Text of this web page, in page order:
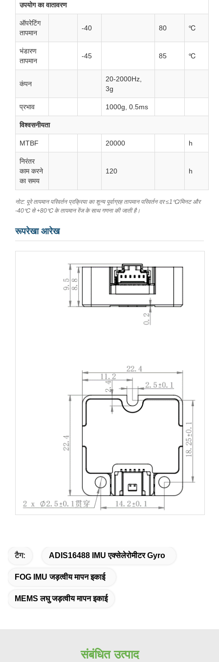
उपयोग का वातावरण
ऑपरेटिंग
तापमान
-40 80 ℃
भंडारण
तापमान
-45 85 ℃
कंपन
20-2000Hz,
3g
प्रभाव 1000g, 0.5ms
विश्वसनीयता
MTBF 20000 h
निरंतर
काम करने
का समय
120 h
नोट: पूरे तापमान परिवर्तन प्रक्रिया का शून्य पूर्वाग्रह तापमान परिवर्तन दर ≤1℃/मिनट और
-40℃ से +80℃ के तापमान रेंज के साथ गणना की जाती है।
रूपरेखा आरेख
टैग: ADIS16488 IMU एक्सेलेरोमीटर Gyro
FOG IMU जड़त्वीय मापन इकाई
MEMS लघु जड़त्वीय मापन इकाई
संबंधित उत्पाद